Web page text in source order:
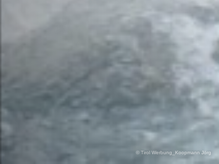
© Tirol Werbung_Koopmann Jörg